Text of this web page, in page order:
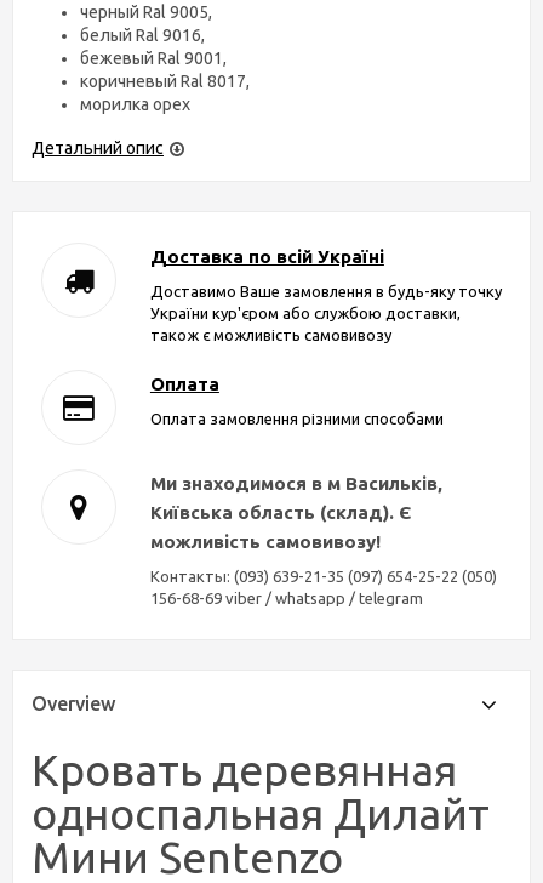
черный Ral 9005,
белый Ral 9016,
бежевый Ral 9001,
коричневый Ral 8017,
морилка орех
Детальний опис
Доставка по всій Україні
Доставимо Ваше замовлення в будь-яку точку
України кур'єром або службою доставки,
також є можливість самовивозу
Оплата
Оплата замовлення різними способами
Ми знаходимося в м Васильків,
Київська область (склад). Є
можливість самовивозу!
Контакты: (093) 639-21-35 (097) 654-25-22 (050)
156-68-69 viber / whatsapp / telegram
Overview
Кровать деревянная
односпальная Дилайт
Мини Sentenzo